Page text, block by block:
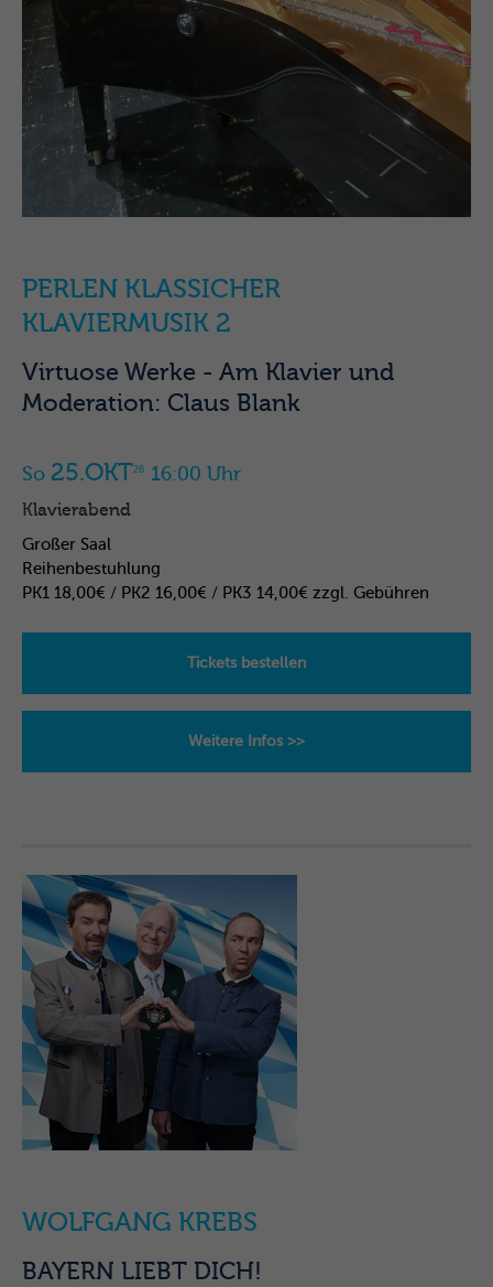
PERLEN KLASSICHER
KLAVIERMUSIK 2
Virtuose Werke - Am Klavier und
Moderation: Claus Blank
So 25.OKT26 16:00 Uhr
Klavierabend
Großer Saal
Reihenbestuhlung
PK1 18,00€ / PK2 16,00€ / PK3 14,00€ zzgl. Gebühren
Tickets bestellen
Weitere Infos >>
WOLFGANG KREBS
BAYERN LIEBT DICH!